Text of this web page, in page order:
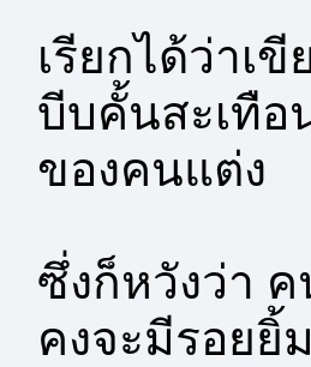
เรียกได้ว่าเ
บีบคั้นสะเทือ
ของคนแต่ง
ซึ่งก็หวังว่า
คงจะมีรอยยิ้